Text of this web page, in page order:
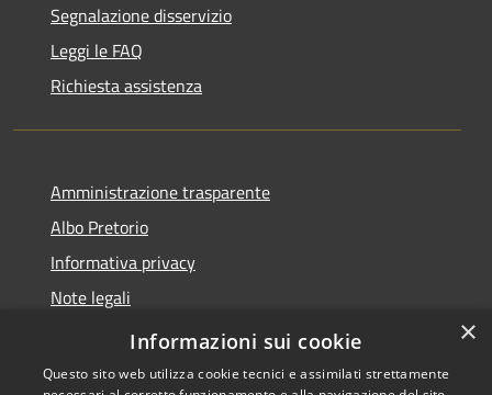
Segnalazione disservizio
Leggi le FAQ
Richiesta assistenza
Amministrazione trasparente
Albo Pretorio
Informativa privacy
Note legali
Dichiarazione di accessibilità
×
Informazioni sui cookie
Questo sito web utilizza cookie tecnici e assimilati strettamente